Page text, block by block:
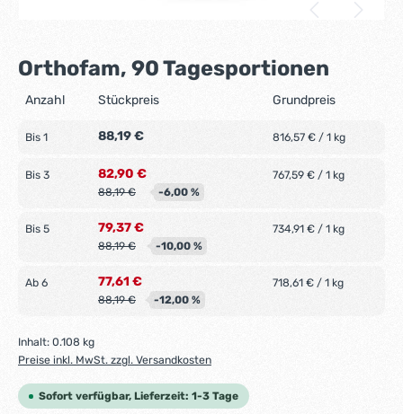
Orthofam, 90 Tagesportionen
Anzahl Stückpreis Grundpreis
Bis 1 88,19 € 816,57 € / 1 kg
Bis 3 82,90 €
88,19 € -6,00 %
767,59 € / 1 kg
Bis 5 79,37 €
88,19 € -10,00 %
734,91 € / 1 kg
Ab 6 77,61 €
88,19 € -12,00 %
718,61 € / 1 kg
Inhalt: 0.108 kg
Preise inkl. MwSt. zzgl. Versandkosten
Sofort verfügbar, Lieferzeit: 1-3 Tage